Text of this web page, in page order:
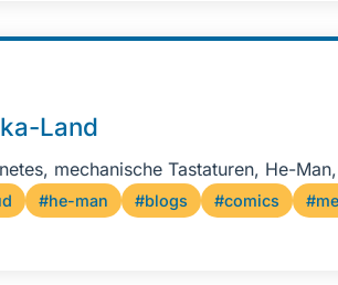
Land
mechanische Tastaturen, He-
#he-man #blogs #comics